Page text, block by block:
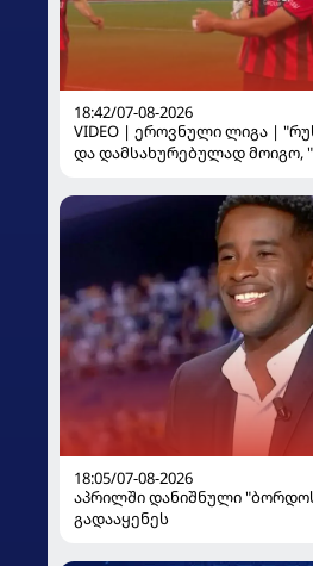
18:42/07-08-2026
VIDEO | ეროვნული ლიგა |
და დამსახურებულად მოიგო,
18:05/07-08-2026
აპრილში დანიშნული
გადააყენეს